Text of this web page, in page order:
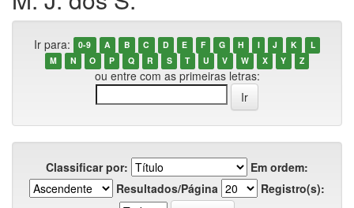
Ir para: 0-9 A B C D E F G H I J K
L
M
N O P Q R S T U V W X Y Z
ou entre com as primeiras letras:
Classificar por:
Em ordem:
Resultados/Página
Registro(s):